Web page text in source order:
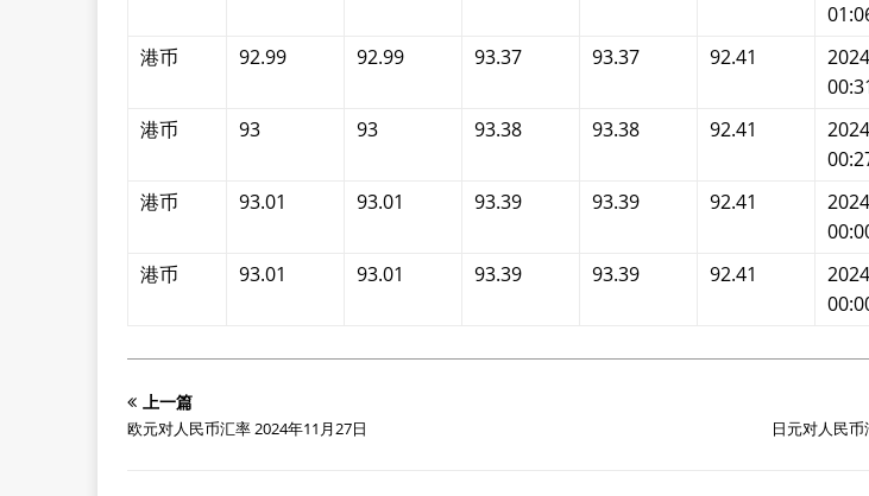
港币
92.99 92.99 93.37 93.37 92.41
港币
93 93 93.38 93.38 92.41
港币
93.01 93.01 93.39 93.39 92.41
港币
93.01 93.01 93.39 93.39 92.41
上一篇
欧元对人民币汇率 2024年11月27日 日元对人民